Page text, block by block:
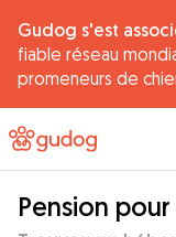
Gudog s'est
fiable réseau
promeneurs de
Pension